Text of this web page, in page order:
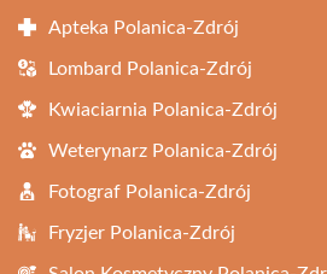
Apteka Polanica-Zdrój
Lombard Polanica-Zdrój
Kwiaciarnia Polanica-Zdrój
Weterynarz Polanica-Zdrój
Fotograf Polanica-Zdrój
Fryzjer Polanica-Zdrój